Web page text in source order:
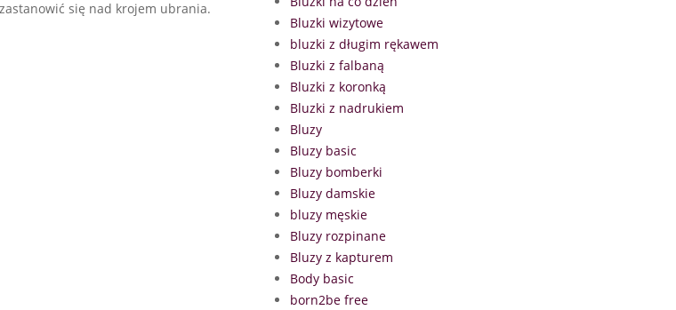
się nad krojem ubrania.
Bluzki wizytowe
bluzki z długim rękawem
Bluzki z falbaną
Bluzki z koronką
Bluzki z nadrukiem
Bluzy
Bluzy basic
Bluzy bomberki
Bluzy damskie
bluzy męskie
Bluzy rozpinane
Bluzy z kapturem
Body basic
born2be free